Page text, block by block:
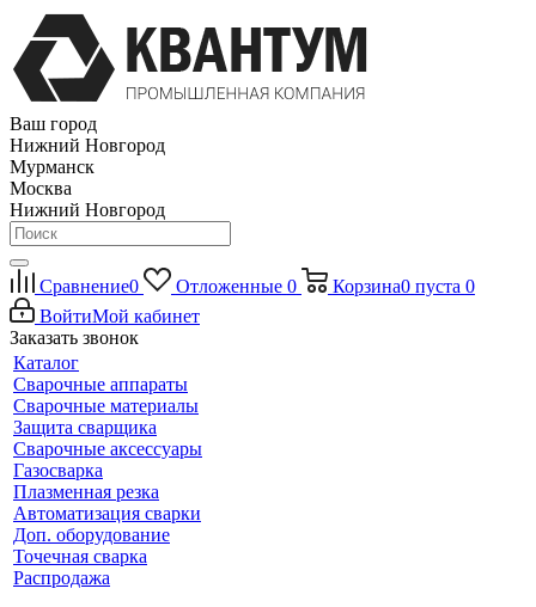
Ваш город
Нижний Новгород
Мурманск
Москва
Нижний Новгород
Сравнение0 Отложенные 0 Корзина0 пуста 0
ВойтиМой кабинет
Заказать звонок
Каталог
Сварочные аппараты
Сварочные материалы
Защита сварщика
Сварочные аксессуары
Газосварка
Плазменная резка
Автоматизация сварки
Доп. оборудование
Точечная сварка
Распродажа